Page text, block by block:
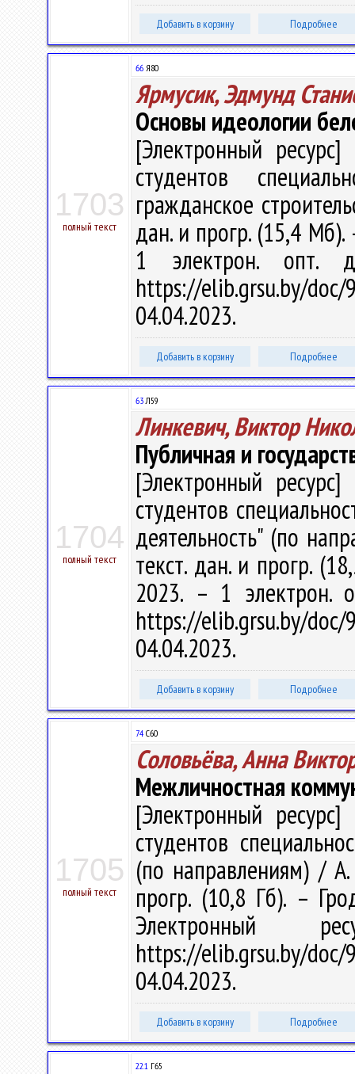
Добавить в корзину Подробнее
1703
полный текст
66 Я80
Ярмусик, Эдмунд
Основы идеологии
[Электронный
студентов
гражданское
дан. и прогр. (15,4
1 электрон. опт.
https://elib.grsu.by/
04.04.2023.
Добавить в корзину Подробнее
1704
полный текст
63Л59
Линкевич, Виктор
Публичная и
[Электронный
студентов
деятельность" (по
текст. дан. и прогр.
2023. – 1 электрон.
https://elib.grsu.by/
04.04.2023.
Добавить в корзину Подробнее
1705
полный текст
74 С60
Соловьёва, Анна
Межличностная
[Электронный
студентов
(по направлениям) / А.
прогр. (10,8 Гб). –
Электронный
https://elib.grsu.by/
04.04.2023.
Добавить в корзину Подробнее
22.1 Г65